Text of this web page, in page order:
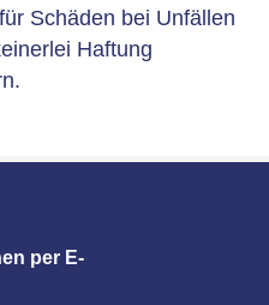
Schäden bei Unfällen
Haftung
per E-